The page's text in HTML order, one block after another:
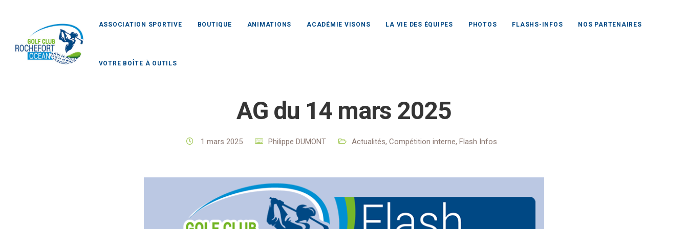
ASSOCIATION SPORTIVE BOUTIQUE ANIMATIONS ACADÉMIE VISONS LA VIE DES ÉQUIPES PHOTOS FLASHS-INFOS NOS PARTENAIRES
VOTRE BOÎTE À OUTILS
AG du 14 mars 2025
1 mars 2025 Philippe DUMONT Actualités, Compétition interne, Flash Infos